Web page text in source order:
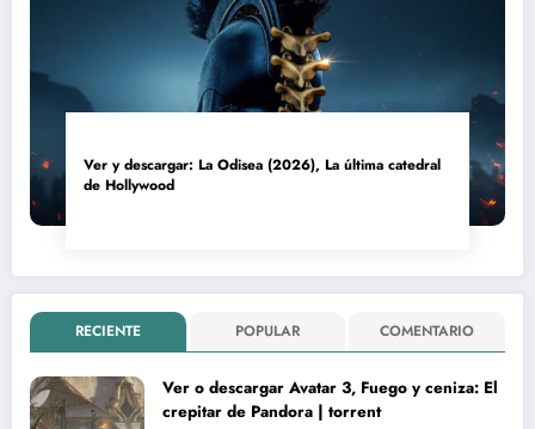
Ver y descargar: La Odisea (2026), La última catedral
de Hollywood
RECIENTE POPULAR COMENTARIO
Ver o descargar Avatar 3, Fuego y ceniza: El
crepitar de Pandora | torrent